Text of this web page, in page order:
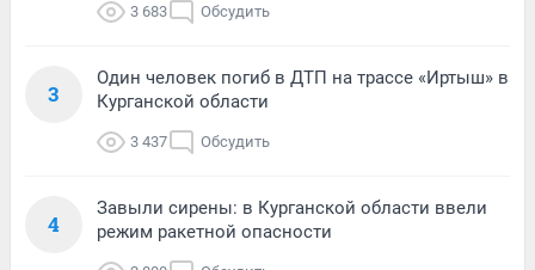
3 683 Обсудить
3
Один человек погиб в ДТП на трассе «Иртыш» в
Курганской области
3 437 Обсудить
4
Завыли сирены: в Курганской области ввели
режим ракетной опасности